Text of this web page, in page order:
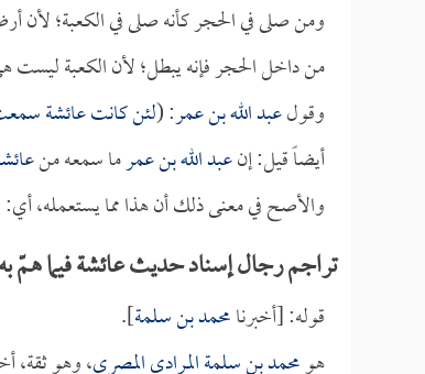
ومن صلى في الحجر كأنه صلى في الكعبة؛ لأن
من داخل الحجر فإنه يبطل؛ لأن الكعبة ليست
وقولعبد الله بن عمر: (لئن كانتعائشة
أيضاً قيل: إنعبد الله بن عمرما سمعه من
والأصح في معنى ذلك أن هذا مما يستعمله،
تراجم رجال إسناد حديث عائشة فيما همّ به
قوله: [أخبرنامحمد بن سلمة].
هومحمد بن سلمة المرادي المصري، وهو ثقة،